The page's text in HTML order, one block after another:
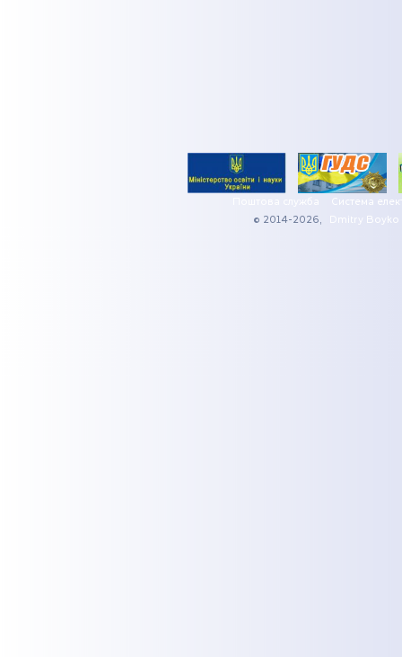
Поштова служба
Система
© 2014-2026,
Dmitry Boyko